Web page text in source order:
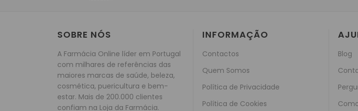
SOBRE NÓS
A Farmácia Online líder em Portugal
com milhares de referências das
maiores marcas de saúde, beleza,
cosmética, puericultura e bem-
estar. Mais de 200.000 clientes
confiam na Loja da Farmácia.
INFORMAÇÃO
Contactos
Quem Somos
Política de Privacidade
Política de Cookies
Blog